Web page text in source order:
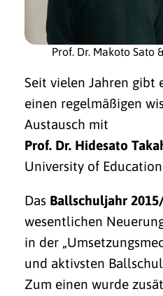
Prof. Dr. Makoto Sato
Seit vielen Jahren gibt
einen regelmäßigen
Austausch mit
Prof. Dr. Hidesato
University of
Das Ballschuljahr
wesentlichen
in der
und aktivsten
Zum einen wurde